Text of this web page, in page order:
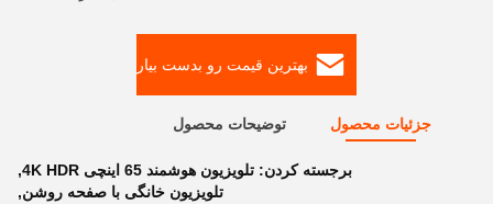
بهترین قیمت رو بدست بیار
جزئیات محصول توضیحات محصول
برجسته کردن: تلویزیون هوشمند 65 اینچی 4K HDR
,
تلویزیون خانگی با صفحه روشن,